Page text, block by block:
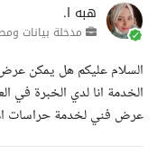
هبه ا.
مدخلة بيانات
السلام عليكم هل يمكن
الخدمة انا لدي الخبرة
عرض فني لخدمة حراسات